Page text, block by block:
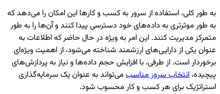
به طور کلی، استفاده از سرور به کسب و کارها این امکان را می‌دهد که
به طور موثرتری به داده‌های خود دسترسی پیدا کنند و آن‌ها را به طور
متمرکز مدیریت کنند. این امر به ویژه در حال حاضر که اطلاعات به
عنوان یکی از دارایی‌های ارزشمند شناخته می‌شود، از اهمیت ویژه‌ای
برخوردار است. از طرفی، با افزایش حجم داده‌ها و نیاز به پردازش‌های
پیچیده، انتخاب سرور مناسب می‌تواند به عنوان یک سرمایه‌گذاری
استراتژیک برای هر کسب و کار محسوب شود.